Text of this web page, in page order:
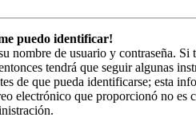
puedo identificar!
nombre de usuario y contraseña.
tendrá que seguir algunas
de que pueda identificarse; esta
electrónico que proporcionó no es